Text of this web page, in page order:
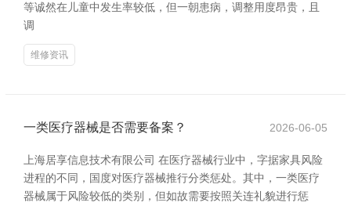
等诚然在儿童中发生率较低，但一朝患病，调整用度昂贵，且
调
维修资讯
一类医疗器械是否需要备案？ 2026-06-05
上海居享信息技术有限公司 在医疗器械行业中，字据家具风险
进程的不同，国度对医疗器械推行分类惩处。其中，一类医疗
器械属于风险较低的类别，但如故需要按照关连礼貌进行惩